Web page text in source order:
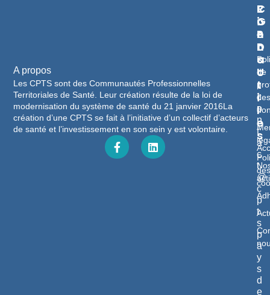
A propos
Les CPTS sont des Communautés Professionnelles
Territoriales de Santé. Leur création résulte de la loi de
modernisation du système de santé du 21 janvier 2016La
création d’une CPTS se fait à l’initiative d’un collectif d’acteurs
de santé et l’investissement en son sein y est volontaire.
L
I
E
N
S
U
T
I
L
E
S
R
G
P
D
de
des
des
C
O
N
T
A
C
T
c
o
n
t
a
c
t
@
c
p
t
s
p
a
y
s
d
e